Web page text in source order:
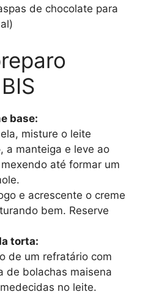
de chocolate para
base:
misture o leite
a manteiga e leve ao
até formar um
e acrescente o creme
bem. Reserve
torta:
de um refratário com
de bolachas maisena
no leite.